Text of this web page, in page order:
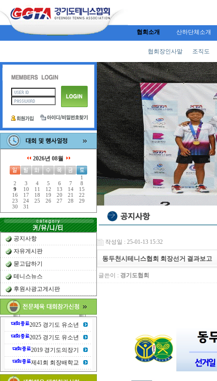
협회소개 산하단체소개
협회장인사말 조직도
2026년 08월
1
2
3 4 5 6 7
8
9
10 11 12 13 14
15
16
17 18 19 20 21
22
23
24 25 26 27 28
29
30
31
공지사항
자유게시판
묻고답하기
테니스뉴스
후원사광고게시판
2025 경기도 유소년
2025 경기도 유소년
2019 경기도의장기
제41회 회장배학교
작성일 : 25-01-13 15:32
동두천시테니스협회 회장선거 결과보고
글쓴이 : 경기도협회